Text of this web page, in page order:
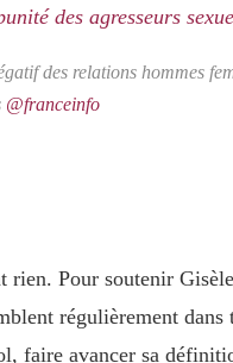
des agresseurs
des relations hommes
@franceinfo
rien. Pour soutenir Gisèle
régulièrement dans
faire avancer sa